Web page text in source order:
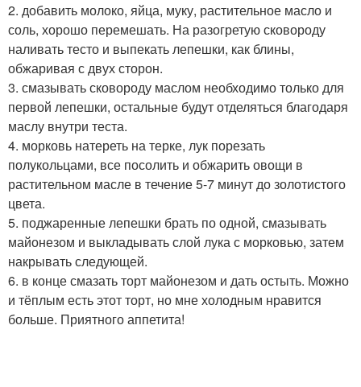
2. добавить молоко, яйца, муку, растительное масло и
соль, хорошо перемешать. На разогретую сковороду
наливать тесто и выпекать лепешки, как блины,
обжаривая с двух сторон.
3. смазывать сковороду маслом необходимо только для
первой лепешки, остальные будут отделяться благодаря
маслу внутри теста.
4. морковь натереть на терке, лук порезать
полукольцами, все посолить и обжарить овощи в
растительном масле в течение 5-7 минут до золотистого
цвета.
5. поджаренные лепешки брать по одной, смазывать
майонезом и выкладывать слой лука с морковью, затем
накрывать следующей.
6. в конце смазать торт майонезом и дать остыть. Можно
и тёплым есть этот торт, но мне холодным нравится
больше. Приятного аппетита!